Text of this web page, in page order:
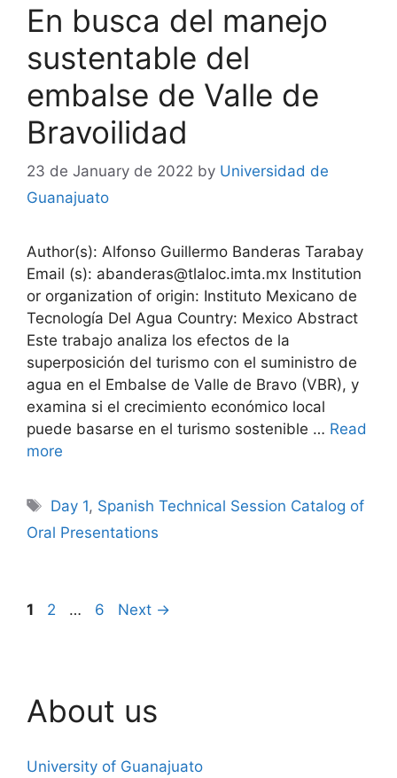
En busca del manejo
sustentable del
embalse de Valle de
Bravoilidad
23 de January de 2022 by Universidad de
Guanajuato
Author(s): Alfonso Guillermo Banderas Tarabay
Email (s): abanderas@tlaloc.imta.mx Institution
or organization of origin: Instituto Mexicano de
Tecnología Del Agua Country: Mexico Abstract
Este trabajo analiza los efectos de la
superposición del turismo con el suministro de
agua en el Embalse de Valle de Bravo (VBR), y
examina si el crecimiento económico local
puede basarse en el turismo sostenible … Read
more
Tags
Day 1, Spanish Technical Session Catalog of
Oral Presentations
Page
1 Page
2 … Page
6 Next →
About us
University of Guanajuato